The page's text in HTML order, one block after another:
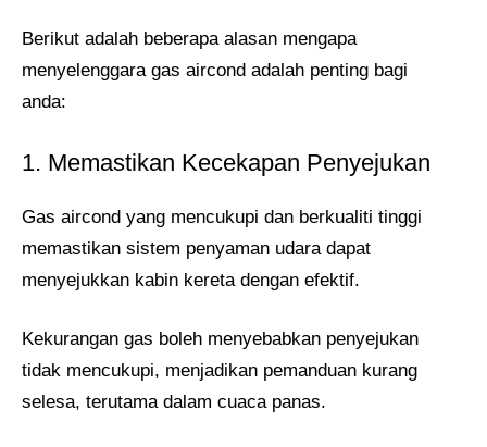
Berikut adalah beberapa alasan mengapa
menyelenggara gas aircond adalah penting bagi
anda:
1. Memastikan Kecekapan Penyejukan
Gas aircond yang mencukupi dan berkualiti tinggi
memastikan sistem penyaman udara dapat
menyejukkan kabin kereta dengan efektif.
Kekurangan gas boleh menyebabkan penyejukan
tidak mencukupi, menjadikan pemanduan kurang
selesa, terutama dalam cuaca panas.